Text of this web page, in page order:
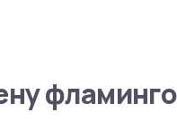
фламинго